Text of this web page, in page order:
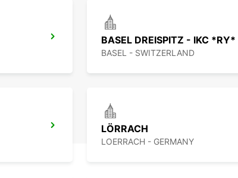
BASEL DREISPITZ - IKC *RY*
BASEL - SWITZERLAND
LÖRRACH
LOERRACH - GERMANY